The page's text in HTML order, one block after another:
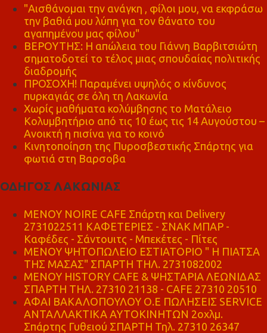
"Αισθάνομαι την ανάγκη , φίλοι μου, να εκφράσω
την βαθιά μου λύπη για τον θάνατο του
αγαπημένου μας φίλου"
ΒΕΡΟΥΤΗΣ: Η απώλεια του Γιάννη Βαρβιτσιώτη
σηματοδοτεί το τέλος μιας σπουδαίας πολιτικής
διαδρομής
ΠΡΟΣΟΧΗ! Παραμένει υψηλός ο κίνδυνος
πυρκαγιάς σε όλη τη Λακωνία
Χωρίς μαθήματα κολύμβησης το Ματάλειο
Κολυμβητήριο από τις 10 έως τις 14 Αυγούστου –
Ανοικτή η πισίνα για το κοινό
Κινητοποίηση της Πυροσβεστικής Σπάρτης για
φωτιά στη Βαρσοβα
ΟΔΗΓΟΣ ΛΑΚΩΝΙΑΣ
MENOY NOIRE CAFE Σπάρτη και Delivery
2731022511 ΚΑΦΕΤΕΡΙΕΣ - ΣΝΑΚ ΜΠΑΡ -
Καφέδες - Σάντουιτς - Μπεκέτες - Πίτες
ΜΕΝΟΥ ΨΗΤΟΠΩΛΕΙΟ ΕΣΤΙΑΤΟΡΙΟ " Η ΠΙΑΤΣΑ
ΤΗΣ ΜΑΣΑΣ" ΣΠΑΡΤΗ ΤΗΛ. 2731082002
ΜΕΝΟΥ HISTORY CAFE & ΨΗΣΤΑΡΙΑ ΛΕΩΝΙΔΑΣ
ΣΠΑΡΤΗ ΤΗΛ. 27310 21138 - CAFE 27310 20510
ΑΦΑΙ ΒΑΚΑΛΟΠΟΥΛΟΥ Ο.Ε ΠΩΛΗΣΕΙΣ SERVICE
ΑΝΤΑΛΛΑΚΤΙΚΑ ΑΥΤΟΚΙΝΗΤΩΝ 2οχλμ.
Σπάρτης Γυθειού ΣΠΑΡΤΗ Τηλ. 27310 26347